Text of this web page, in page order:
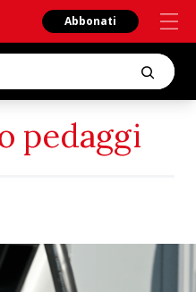
Abbonati
pedaggi